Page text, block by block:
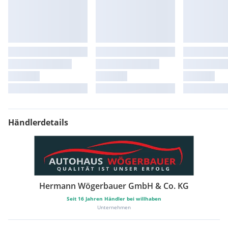
Händlerdetails
Hermann Wögerbauer GmbH & Co. KG
Seit 16 Jahren Händler bei willhaben
Unternehmen